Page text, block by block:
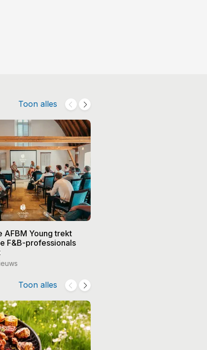
Toon alles
AFBM Young trekt
F&B-professionals
Toon alles